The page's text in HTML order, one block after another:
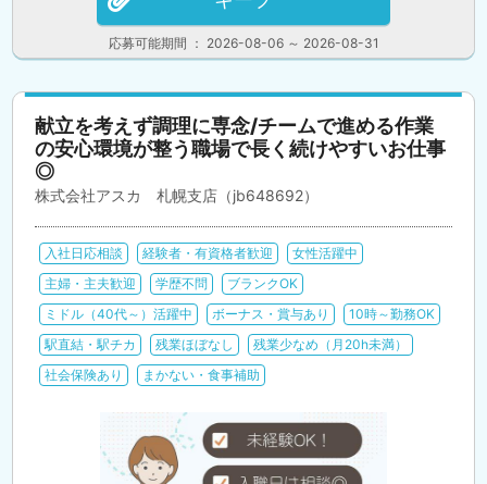
応募可能期間 ： 2026-08-06 ～ 2026-08-31
献立を考えず調理に専念/チームで進める作業
の安心環境が整う職場で長く続けやすいお仕事
◎
株式会社アスカ 札幌支店（jb648692）
入社日応相談 経験者・有資格者歓迎
女性活躍中
主婦・主夫歓迎
学歴不問
ブランクOK
ミドル（40代～）活躍中
ボーナス・賞与あり
10時～勤務OK
駅直結・駅チカ
残業ほぼなし
残業少なめ（月20h未満）
社会保険あり
まかない・食事補助